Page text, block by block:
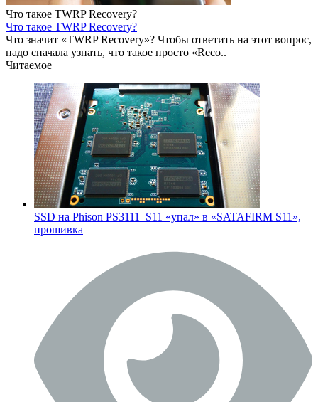
Что такое TWRP Recovery?
Что такое TWRP Recovery?
Что значит «TWRP Recovery»? Чтобы ответить на этот вопрос,
надо сначала узнать, что такое просто «Reco..
Читаемое
SSD на Phison PS3111–S11 «упал» в «SATAFIRM S11»,
прошивка